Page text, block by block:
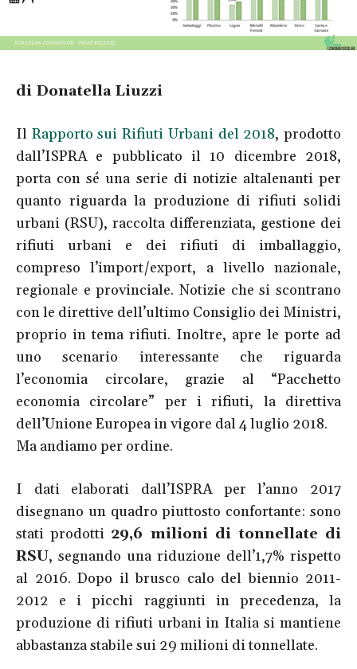
di Donatella Liuzzi
Il Rapporto sui Rifiuti Urbani del 2018, prodotto
dall’ISPRA e pubblicato il 10 dicembre 2018,
porta con sé una serie di notizie altalenanti per
quanto riguarda la produzione di rifiuti solidi
urbani (RSU), raccolta differenziata, gestione dei
rifiuti urbani e dei rifiuti di imballaggio,
compreso l’import/export, a livello nazionale,
regionale e provinciale. Notizie che si scontrano
con le direttive dell’ultimo Consiglio dei Ministri,
proprio in tema rifiuti. Inoltre, apre le porte ad
uno scenario interessante che riguarda
l’economia circolare, grazie al “Pacchetto
economia circolare” per i rifiuti, la direttiva
dell’Unione Europea in vigore dal 4 luglio 2018.
Ma andiamo per ordine.
I dati elaborati dall’ISPRA per l’anno 2017
disegnano un quadro piuttosto confortante: sono
stati prodotti 29,6 milioni di tonnellate di
RSU, segnando una riduzione dell’1,7% rispetto
al 2016. Dopo il brusco calo del biennio 2011-
2012 e i picchi raggiunti in precedenza, la
produzione di rifiuti urbani in Italia si mantiene
abbastanza stabile sui 29 milioni di tonnellate.